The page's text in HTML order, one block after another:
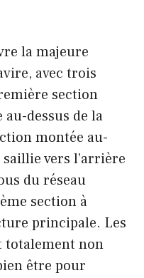
la majeure
avec trois
section
dessus de la
montée au-
vers l’arrière
du réseau
section à
principale. Les
totalement non
être pour